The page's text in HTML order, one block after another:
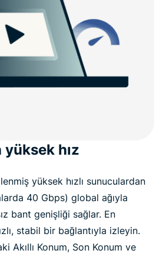
hız
yüksek hızlı sunuculardan
40 Gbps) global ağıyla
bant genişliği sağlar. En
stabil bir bağlantıyla izleyin.
Akıllı Konum, Son Konum ve